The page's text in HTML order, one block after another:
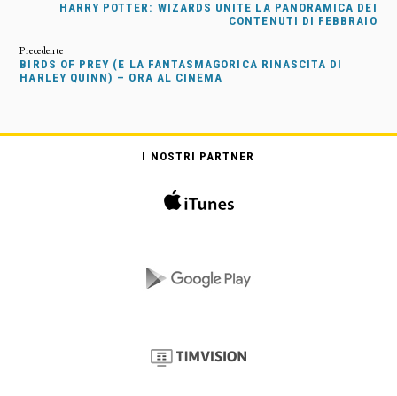
HARRY POTTER: WIZARDS UNITE LA PANORAMICA DEI
CONTENUTI DI FEBBRAIO
BIRDS OF PREY (E LA FANTASMAGORICA RINASCITA DI
HARLEY QUINN) – ORA AL CINEMA
I NOSTRI PARTNER